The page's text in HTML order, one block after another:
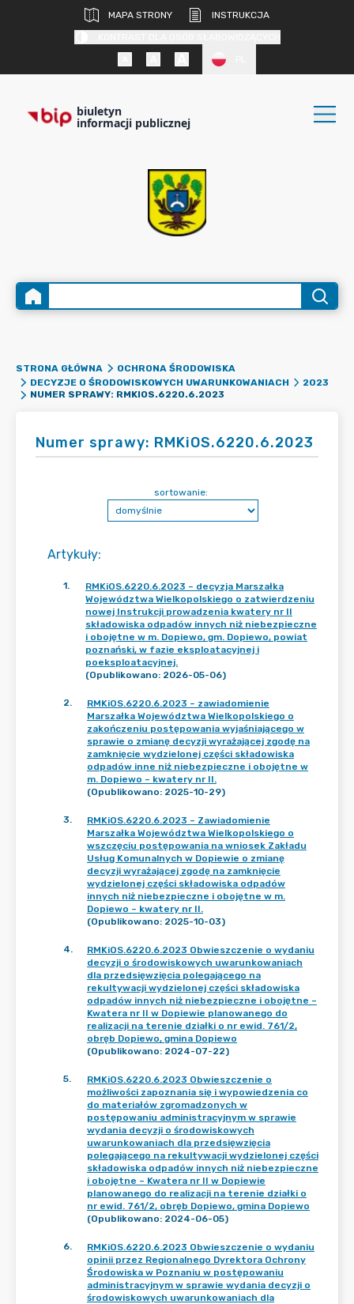
MAPA STRONY
INSTRUKCJA
biuletyn
informacji publicznej
STRONA GŁÓWNA
OCHRONA ŚRODOWISKA
DECYZJE O ŚRODOWISKOWYCH UWARUNKOWANIACH
2023
NUMER SPRAWY: RMKIOS.6220.6.2023
Numer sprawy: RMKiOS.6220.6.2023
Artykuły:
sortowanie:
1.
RMKiOS.6220.6.2023 – decyzja Marszałka
Województwa Wielkopolskiego o zatwierdzeniu
nowej Instrukcji prowadzenia kwatery nr II
składowiska odpadów innych niż niebezpieczne
i obojętne w m. Dopiewo, gm. Dopiewo, powiat
poznański, w fazie eksploatacyjnej i
poeksploatacyjnej.
(Opublikowano: 2026-05-06)
2.
RMKiOS.6220.6.2023 – zawiadomienie
Marszałka Województwa Wielkopolskiego o
zakończeniu postępowania wyjaśniającego w
sprawie o zmianę decyzji wyrażającej zgodę na
zamknięcie wydzielonej części składowiska
odpadów inne niż niebezpieczne i obojętne w
m. Dopiewo – kwatery nr II.
(Opublikowano: 2025-10-29)
3.
RMKiOS.6220.6.2023 – Zawiadomienie
Marszałka Województwa Wielkopolskiego o
wszczęciu postępowania na wniosek Zakładu
Usług Komunalnych w Dopiewie o zmianę
decyzji wyrażającej zgodę na zamknięcie
wydzielonej części składowiska odpadów
innych niż niebezpieczne i obojętne w m.
Dopiewo – kwatery nr II.
(Opublikowano: 2025-10-03)
4.
RMKiOS.6220.6.2023 Obwieszczenie o wydaniu
decyzji o środowiskowych uwarunkowaniach
dla przedsięwzięcia polegającego na
rekultywacji wydzielonej części składowiska
odpadów innych niż niebezpieczne i obojętne –
Kwatera nr II w Dopiewie planowanego do
realizacji na terenie działki o nr ewid. 761/2,
obręb Dopiewo, gmina Dopiewo
(Opublikowano: 2024-07-22)
5.
RMKiOS.6220.6.2023 Obwieszczenie o
możliwości zapoznania się i wypowiedzenia co
do materiałów zgromadzonych w
postępowaniu administracyjnym w sprawie
wydania decyzji o środowiskowych
uwarunkowaniach dla przedsięwzięcia
polegającego na rekultywacji wydzielonej części
składowiska odpadów innych niż niebezpieczne
i obojętne – Kwatera nr II w Dopiewie
planowanego do realizacji na terenie działki o
nr ewid. 761/2, obręb Dopiewo, gmina Dopiewo
(Opublikowano: 2024-06-05)
6.
RMKiOS.6220.6.2023 Obwieszczenie o wydaniu
opinii przez Regionalnego Dyrektora Ochrony
Środowiska w Poznaniu w postępowaniu
administracyjnym w sprawie wydania decyzji o
środowiskowych uwarunkowaniach dla